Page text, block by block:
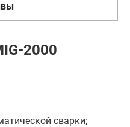
2000
сварки;